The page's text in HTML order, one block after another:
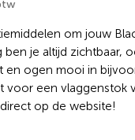
om jouw
je altijd zichtbaar,
en ogen mooi in
voor een vlaggenstok
op de website!